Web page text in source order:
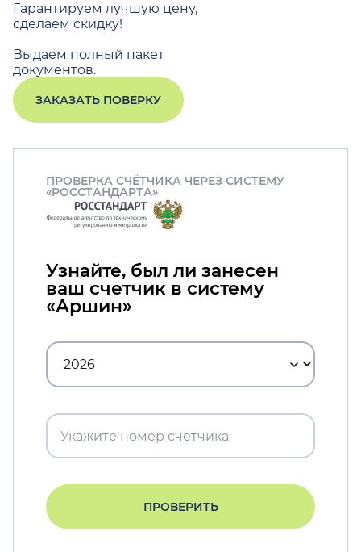
Гарантируем лучшую цену,
сделаем скидку!
Выдаем полный пакет
документов.
ЗАКАЗАТЬ ПОВЕРКУ
ПРОВЕРКА СЧЁТЧИКА ЧЕРЕЗ СИСТЕМУ
«РОССТАНДАРТА»
Узнайте, был ли занесен
ваш счетчик в систему
«Аршин»
ПРОВЕРИТЬ